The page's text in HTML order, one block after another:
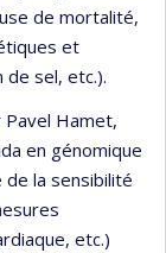
de mortalité,
et
sel, etc.).
Hamet,
en génomique
la sensibilité
etc.)